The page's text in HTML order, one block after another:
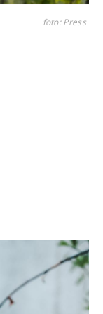
foto: Press